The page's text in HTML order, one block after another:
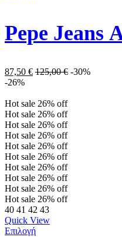
87,50 € 125,00€ -30%
-26%
Hot sale 26% off
Hot sale 26% off
Hot sale 26% off
Hot sale 26% off
Hot sale 26% off
Hot sale 26% off
Hot sale 26% off
Hot sale 26% off
Hot sale 26% off
Hot sale 26% off
40 41 42 43
Quick View
Επιλογή